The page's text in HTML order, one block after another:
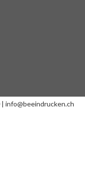
info@beeindrucken.ch